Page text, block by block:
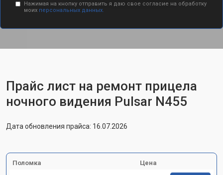
Нажимая на кнопку отправить я даю свое согласие на обработку
моих персональных данных.
Прайс лист на ремонт прицела
ночного видения Pulsar N455
Дата обновления прайса: 16.07.2026
Поломка Цена